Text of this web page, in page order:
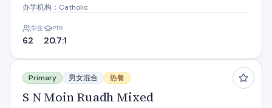
办学机构：Catholic
学生
62
PTR
20.7:1
S N Moin Ruadh Mixed
Primary 男女混合 热餐
S N Moin Ruadh Mixed